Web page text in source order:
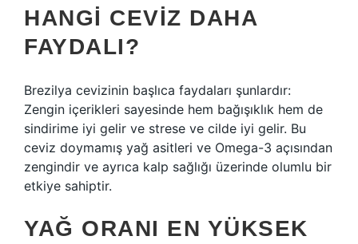
HANGI CEVIZ DAHA
FAYDALI?
Brezilya cevizinin başlıca faydaları şunlardır:
Zengin içerikleri sayesinde hem bağışıklık hem de
sindirime iyi gelir ve strese ve cilde iyi gelir. Bu
ceviz doymamış yağ asitleri ve Omega-3 açısından
zengindir ve ayrıca kalp sağlığı üzerinde olumlu bir
etkiye sahiptir.
YAĞ ORANI EN YÜKSEK